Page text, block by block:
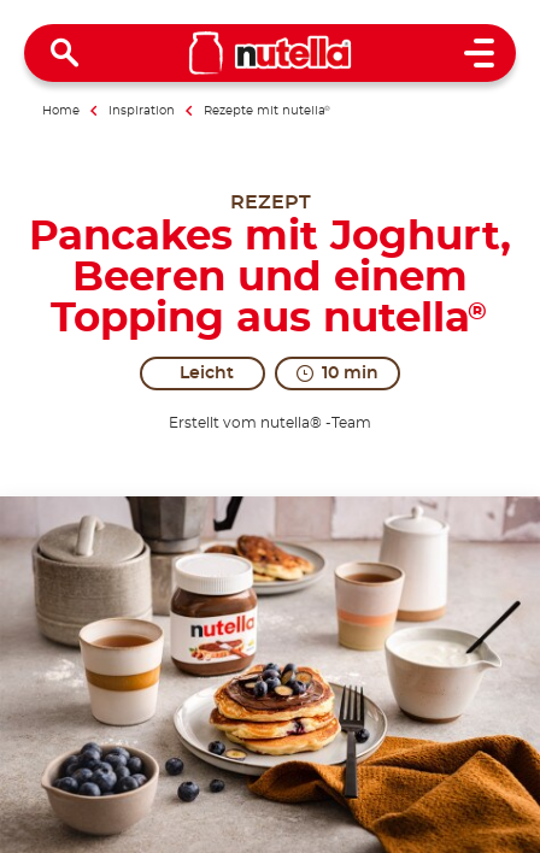
Open
Home Inspiration Rezepte mit nutella®
REZEPT
Pancakes mit Joghurt,
Beeren und einem
Topping aus nutella®
Leicht 10 min
Erstellt vom nutella® -Team